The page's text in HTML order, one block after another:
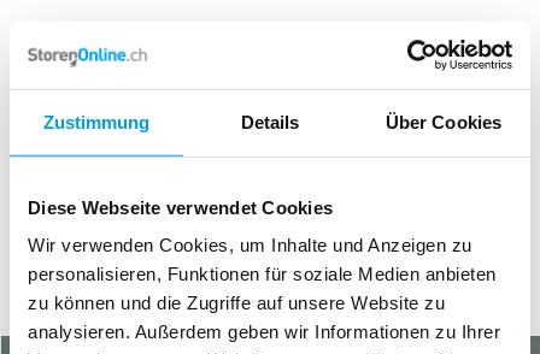
Zustimmung Details Über Cookies
Diese Webseite verwendet Cookies
Wir verwenden Cookies, um Inhalte und Anzeigen zu
personalisieren, Funktionen für soziale Medien anbieten
zu können und die Zugriffe auf unsere Website zu
analysieren. Außerdem geben wir Informationen zu Ihrer